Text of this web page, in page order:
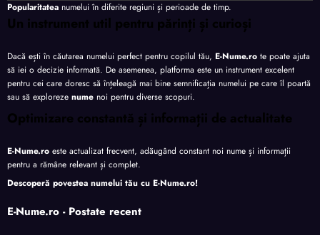
Popularitatea numelui în diferite regiuni și perioade de timp.
Un instrument util pentru părinți și curioși
Dacă ești în căutarea numelui perfect pentru copilul tău, E-Nume.ro te poate ajuta
să iei o decizie informată. De asemenea, platforma este un instrument excelent
pentru cei care doresc să înțeleagă mai bine semnificația numelui pe care îl poartă
sau să exploreze nume noi pentru diverse scopuri.
Optimizare constantă și informații de actualitate
E-Nume.ro este actualizat frecvent, adăugând constant noi nume și informații
pentru a rămâne relevant și complet.
Descoperă povestea numelui tău cu E-Nume.ro!
E-Nume.ro - Postate recent